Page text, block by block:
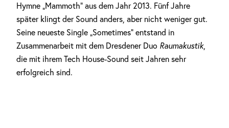
Hymne „Mammoth“ aus dem Jahr 2013. Fünf Jahre
später klingt der Sound anders, aber nicht weniger gut.
Seine neueste Single „Sometimes“ entstand in
Zusammenarbeit mit dem Dresdener Duo Raumakustik,
die mit ihrem Tech House-Sound seit Jahren sehr
erfolgreich sind.